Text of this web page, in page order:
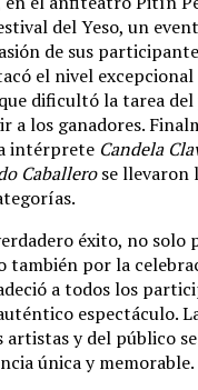
del Yeso, un
de sus
el nivel excepcional
dificultó la tarea
a los ganadores.
intérprete Candela
Caballerose llevaron
éxito, no solo
también por la
a todos los
espectáculo.
artistas y del público
única y memorable.